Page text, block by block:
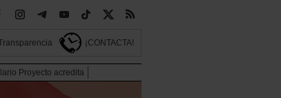
¡CONTACTA!
Proyecto acredita